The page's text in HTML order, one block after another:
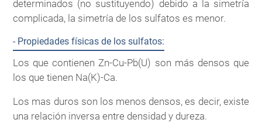
determinados (no sustituyendo) debido a la simetría
complicada, la simetría de los sulfatos es menor.
- Propiedades físicas de los sulfatos:
Los que contienen Zn-Cu-Pb(U) son más densos que
los que tienen Na(K)-Ca.
Los mas duros son los menos densos, es decir, existe
una relación inversa entre densidad y dureza.